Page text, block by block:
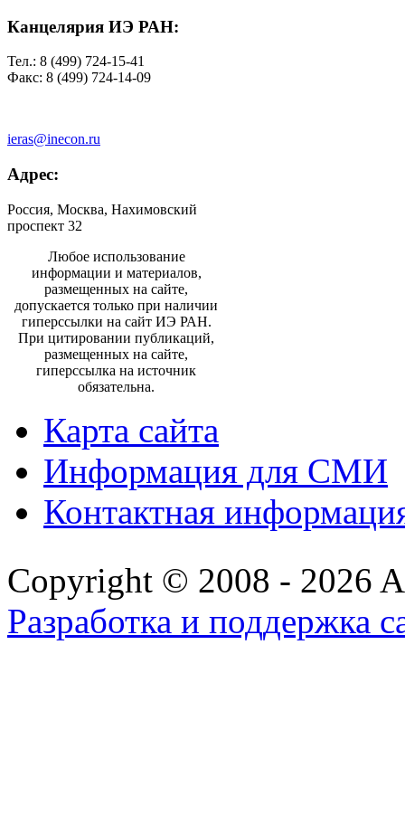
Канцелярия ИЭ РАН:
Тел.: 8 (499) 724-15-41
Факс: 8 (499) 724-14-09
ieras@inecon.ru
Адрес:
Россия, Москва, Нахимовский
проспект 32
Любое использование
информации и материалов,
размещенных на сайте,
допускается только при наличии
гиперссылки на сайт ИЭ РАН.
При цитировании публикаций,
размещенных на сайте,
гиперссылка на источник
обязательна.
Карта сайта
Информация для СМИ
Контактная
Copyright © 2008 - 2026
Разработка и поддержка